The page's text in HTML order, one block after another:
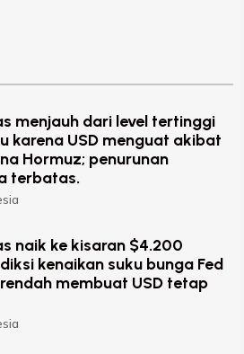
menjauh dari level tertinggi
karena USD menguat akibat
Hormuz; penurunan
terbatas.
naik ke kisaran $4.200
kenaikan suku bunga Fed
membuat USD tetap